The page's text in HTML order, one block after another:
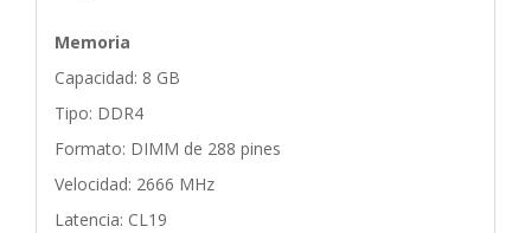
Memoria
Capacidad: 8 GB
Tipo: DDR4
Formato: DIMM de 288 pines
Velocidad: 2666 MHz
Latencia: CL19